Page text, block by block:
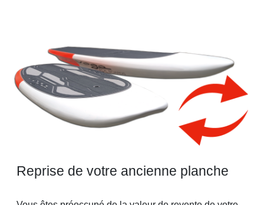
Reprise de votre ancienne planche